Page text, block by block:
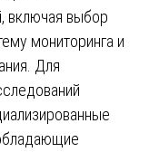
включая выбор
мониторинга и
Для